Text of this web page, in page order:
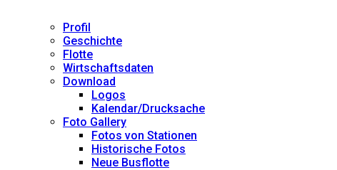
Profil
Geschichte
Flotte
Wirtschaftsdaten
Download
Logos
Kalendar/Drucksache
Foto Gallery
Fotos von Stationen
Historische Fotos
Neue Busflotte